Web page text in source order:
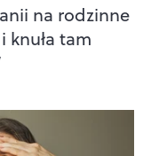
na rodzinne
knuła tam